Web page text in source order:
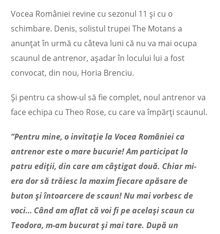
Vocea României revine cu sezonul 11 și cu o
schimbare. Denis, solistul trupei The Motans a
anunțat în urmă cu câteva luni că nu va mai ocupa
scaunul de antrenor, așadar în locului lui a fost
convocat, din nou, Horia Brenciu.
Și pentru ca show-ul să fie complet, noul antrenor va
face echipa cu Theo Rose, cu care va împărți scaunul.
”Pentru mine, o invitație la Vocea României ca
antrenor este o mare bucurie! Am participat la
patru ediții, din care am câștigat două. Chiar mi-
era dor să trăiesc la maxim fiecare apăsare de
buton și întoarcere de scaun! Nu mai vorbesc de
voci… Când am aflat că voi fi pe același scaun cu
Teodora, m-am bucurat și mai tare. După un